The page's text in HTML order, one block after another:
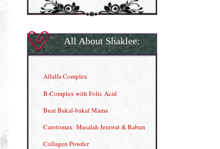
All About Shaklee:
Alfalfa Complex
B-Complex with Folic Acid
Buat Bakal-bakal Mama
Carotomax: Masalah Jerawat & Rabun
Collagen Powder